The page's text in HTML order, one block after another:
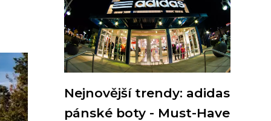
Nejnovější trendy: adidas
pánské boty - Must-Have